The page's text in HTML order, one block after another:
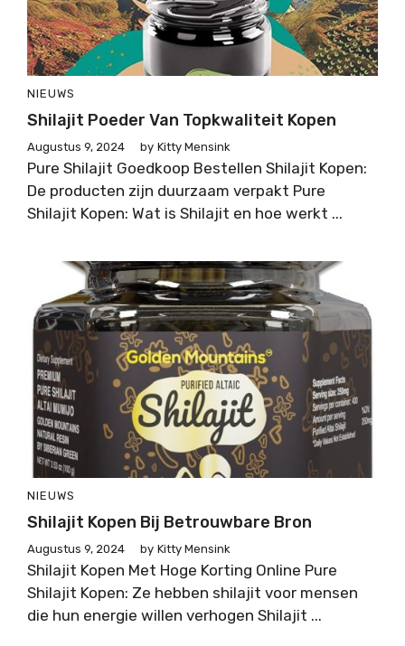
NIEUWS
Shilajit Poeder Van Topkwaliteit Kopen
Augustus 9, 2024 by Kitty Mensink
Pure Shilajit Goedkoop Bestellen Shilajit Kopen:
De producten zijn duurzaam verpakt Pure
Shilajit Kopen: Wat is Shilajit en hoe werkt ...
NIEUWS
Shilajit Kopen Bij Betrouwbare Bron
Augustus 9, 2024 by Kitty Mensink
Shilajit Kopen Met Hoge Korting Online Pure
Shilajit Kopen: Ze hebben shilajit voor mensen
die hun energie willen verhogen Shilajit ...